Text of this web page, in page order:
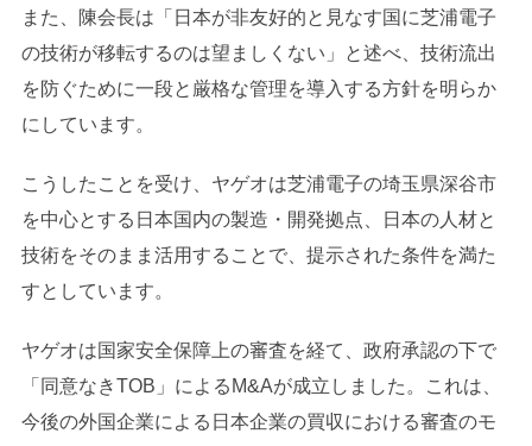
また、陳会長は「日本が非友好的と見なす国に芝浦電子
の技術が移転するのは望ましくない」と述べ、技術流出
を防ぐために一段と厳格な管理を導入する方針を明らか
にしています。
こうしたことを受け、ヤゲオは芝浦電子の埼玉県深谷市
を中心とする日本国内の製造・開発拠点、日本の人材と
技術をそのまま活用することで、提示された条件を満た
すとしています。
ヤゲオは国家安全保障上の審査を経て、政府承認の下で
「同意なきTOB」によるM&Aが成立しました。これは、
今後の外国企業による日本企業の買収における審査のモ